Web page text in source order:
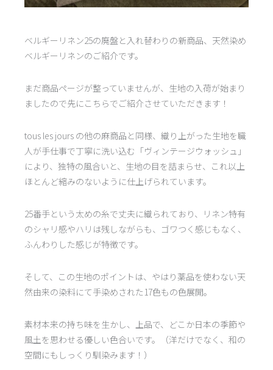
ベルギーリネン25の廃盤と入れ替わりの新商品、天然染め
ベルギーリネンのご紹介です。
まだ商品ページが整っていませんが、生地の入荷が始まり
ましたので先にこちらでご紹介させていただきます！
tous les jours の他の麻商品と同様、織り上がった生地を職
人が手仕事で丁寧に洗い込む「ヴィンテージウォッシュ」
により、独特の風合いと、生地の目を詰まらせ、これ以上
ほとんど縮みのないように仕上げられています。
25番手という太めの糸で丈夫に織られており、リネン特有
のシャリ感やハリは残しながらも、ゴワつく感じもなく、
ふんわりした感じが特徴です。
そして、この生地のポイントは、やはり薬品を使わない天
然由来の染料にて手染めされた17色もの色展開。
素材本来の持ち味を生かし、上品で、どこか日本の季節や
風土を思わせる優しい色合いです。（洋だけでなく、和の
空間にもしっくり馴染みます！）